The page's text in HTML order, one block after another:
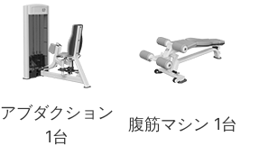
アブダクション
1台
腹筋マシン 1台